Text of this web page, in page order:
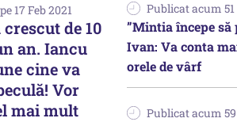
17 Feb 2021
de 10
an. Iancu
cine va
Vor
mai mult
Publicat acum
”Mintia începe să
Ivan: Va conta
orele de vârf
Publicat acum